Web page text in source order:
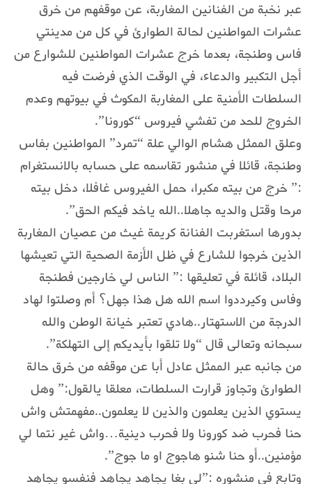
عبر نخبة من الفنانين المغاربة، عن موقفهم من خرق
عشرات المواطنين لحالة الطوارئ في كل من مدينتي
فاس وطنجة، بعدما خرج عشرات المواطنين للشوارع من
أجل التكبير والدعاء، في الوقت الذي فرضت فيه
السلطات الأمنية على المغاربة المكوث في بيوتهم وعدم
الخروج للحد من تفشي فيروس “كورونا”.
وعلق الممثل هشام الوالي علة “تمرد” المواطنين بفاس
وطنجة، قائلا في منشور تقاسمه على حسابه بالانستغرام
:” خرج من بيته مكبرا، حمل الفيروس غافلا، دخل بيته
مرحا وقتل والديه جاهلا..الله ياخد فيكم الحق”.
بدورها استغربت الفنانة كريمة غيث من عصيان المغاربة
الذين خرجوا للشارع في ظل الأزمة الصحية التي تعيشها
البلاد، قائلة في تعليقها :” الناس لي خارجين فطنجة
وفاس وكيرددوا اسم الله هل هذا جهل؟ أم وصلتوا لهاد
الدرجة من الاستهتار..هادي تعتبر خيانة الوطن والله
سبحانه وتعالى قال “ولا تلقوا بأيديكم إلى التهلكة”.
من جانبه عبر الممثل عادل أبا عن موقفه من خرق حالة
الطوارئ وتجاوز قرارت السلطات، معلقا يالقول:” وهل
يستوي الذين يعلمون والذين لا يعلمون..مفهمتش واش
حنا فحرب ضد كورونا ولا فحرب دينية…واش غير نتما لي
مؤمنين..أو حنا شنو هاجوج او ما جوج”.
وتابع في منشوره :”لي بغا يجاهد يجاهد فنفسو يجاهد